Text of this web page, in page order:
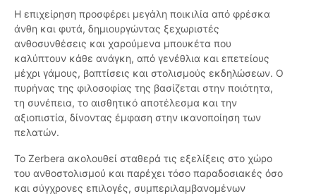
Η επιχείρηση προσφέρει μεγάλη ποικιλία από φρέσκα
άνθη και φυτά, δημιουργώντας ξεχωριστές
ανθοσυνθέσεις και χαρούμενα μπουκέτα που
καλύπτουν κάθε ανάγκη, από γενέθλια και επετείους
μέχρι γάμους, βαπτίσεις και στολισμούς εκδηλώσεων. Ο
πυρήνας της φιλοσοφίας της βασίζεται στην ποιότητα,
τη συνέπεια, το αισθητικό αποτέλεσμα και την
αξιοπιστία, δίνοντας έμφαση στην ικανοποίηση των
πελατών.
Το Zerbera ακολουθεί σταθερά τις εξελίξεις στο χώρο
του ανθοστολισμού και παρέχει τόσο παραδοσιακές όσο
και σύγχρονες επιλογές, συμπεριλαμβανομένων